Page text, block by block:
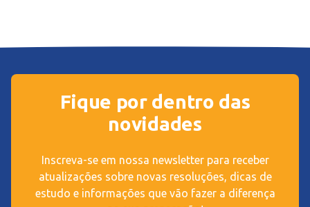
Fique por dentro das
novidades
Inscreva-se em nossa newsletter para receber
atualizações sobre novas resoluções, dicas de
estudo e informações que vão fazer a diferença